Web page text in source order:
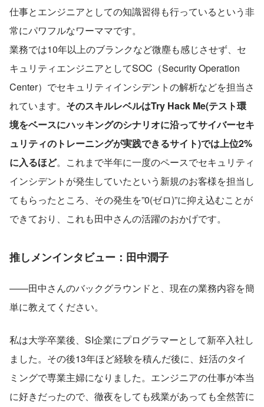
仕事とエンジニアとしての知識習得も行っているという非
常にパワフルなワーママです。
業務では10年以上のブランクなど微塵も感じさせず、セ
キュリティエンジニアとしてSOC（Security Operation
Center）でセキュリティインシデントの解析などを担当さ
れています。 そのスキルレベルはTry Hack Me(テスト環
境をベースにハッキングのシナリオに沿ってサイバーセキ
ュリティのトレーニングが実践できるサイト)では上位2%
に入るほど。これまで半年に一度のペースでセキュリティ
インシデントが発生していたという新規のお客様を担当し
てもらったところ、その発生を”0(ゼロ)”に抑え込むことが
できており、これも田中さんの活躍のおかげです。
推しメンインタビュー：田中潤子
——田中さんのバックグラウンドと、現在の業務内容を簡
単に教えてください。
私は大学卒業後、SI企業にプログラマーとして新卒入社し
ました。その後13年ほど経験を積んだ後に、妊活のタイ
ミングで専業主婦になりました。エンジニアの仕事が本当
に好きだったので、徹夜をしても残業があっても全然苦に